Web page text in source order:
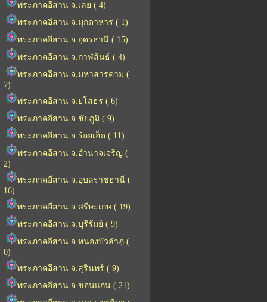
พระภาคอีสาน จ.เลย ( 4)
พระภาคอีสาน จ.มุกดาหาร ( 1)
พระภาคอีสาน จ.อุดรธานี ( 15)
พระภาคอีสาน จ.กาฬสินธ์ ( 4)
พระภาคอีสาน จ.มหาสารคาม (
7)
พระภาคอีสาน จ.ยโสธร ( 6)
พระภาคอีสาน จ.ชัยภูมิ ( 9)
พระภาคอีสาน จ.ร้อยเอ็ด ( 11)
พระภาคอีสาน จ.อำนาจเจริญ (
2)
พระภาคอีสาน จ.อุบลราชธานี (
16)
พระภาคอีสาน จ.ศรีษะเกษ ( 19)
พระภาคอีสาน จ.บุรีรัมย์ ( 9)
พระภาคอีสาน จ.หนองบัวลำภู (
0)
พระภาคอีสาน จ.สุรินทร์ ( 9)
พระภาคอีสาน จ.ขอนแก่น ( 21)